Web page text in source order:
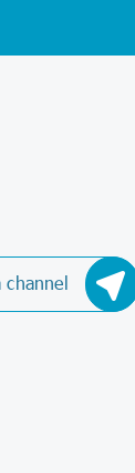
channel